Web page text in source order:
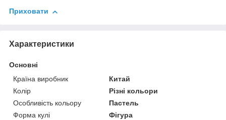
Приховати
Характеристики
Основні
Країна виробник
Китай
Колір
Різні кольори
Особливість кольору
Пастель
Форма кулі
Фігура